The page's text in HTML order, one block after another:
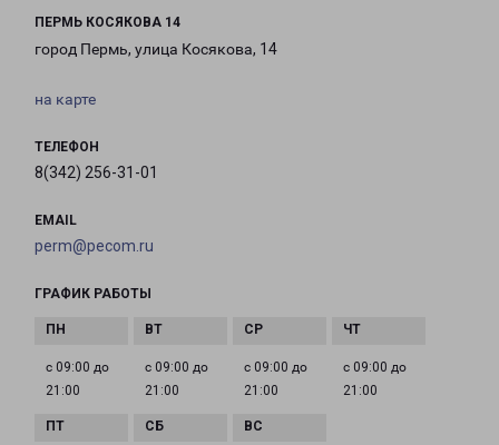
ПЕРМЬ КОСЯКОВА 14
город Пермь, улица Косякова, 14
на карте
ТЕЛЕФОН
8(342) 256-31-01
EMAIL
perm@pecom.ru
ГРАФИК РАБОТЫ
с 09:00 до
21:00
с 09:00 до
21:00
с 09:00 до
21:00
с 09:00 до
21:00